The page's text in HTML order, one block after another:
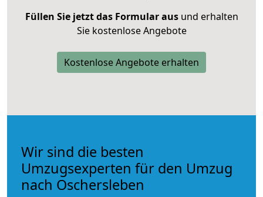
Füllen Sie jetzt das Formular ausund erhalten
Sie kostenlose Angebote
Kostenlose Angebote erhalten
Wir sind die besten
Umzugsexperten für den Umzug
nach Oschersleben